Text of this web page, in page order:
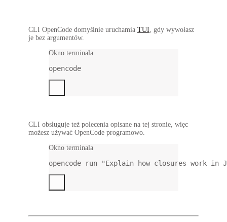
CLI OpenCode domyślnie uruchamia TUI , gdy wywołasz
je bez argumentów.
Okno terminala
opencode
CLI obsługuje też polecenia opisane na tej stronie, więc
możesz używać OpenCode programowo.
Okno terminala
opencode run "Explain how closures work in